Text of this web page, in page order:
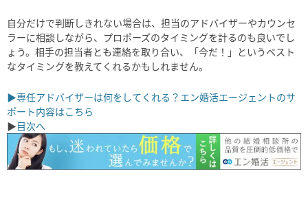
自分だけで判断しきれない場合は、担当のアドバイザーやカウンセ
ラーに相談しながら、プロポーズのタイミングを計るのも良いでし
ょう。相手の担当者とも連絡を取り合い、「今だ！」というベスト
なタイミングを教えてくれるかもしれません。
▶専任アドバイザーは何をしてくれる？エン婚活エージェントのサ
ポート内容はこちら
▶目次へ